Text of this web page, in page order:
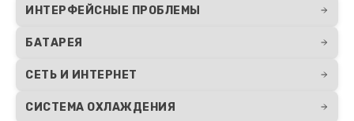
ИНТЕРФЕЙСНЫЕ ПРОБЛЕМЫ
БАТАРЕЯ
СЕТЬ И ИНТЕРНЕТ
СИСТЕМА ОХЛАЖДЕНИЯ